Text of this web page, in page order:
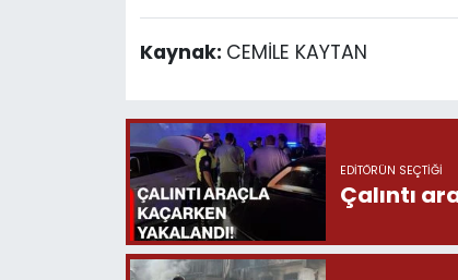
Kaynak: CEMİLE KAYTAN
EDITÖRÜN SEÇTIĞI
Çalıntı